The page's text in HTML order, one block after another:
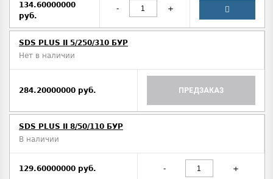
134.60000000
руб.
- +
SDS PLUS II 5/250/310 БУР
Нет в наличии
284.20000000 руб. ПРЕДЗАКАЗ
SDS PLUS II 8/50/110 БУР
В наличии
129.60000000 руб. - +